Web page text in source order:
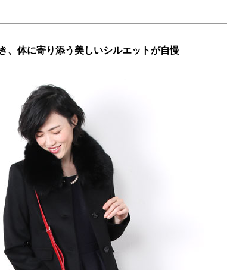
、体に寄り添う美しいシルエットが自慢